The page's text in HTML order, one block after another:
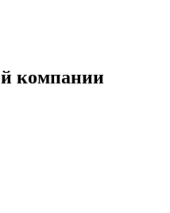
компании